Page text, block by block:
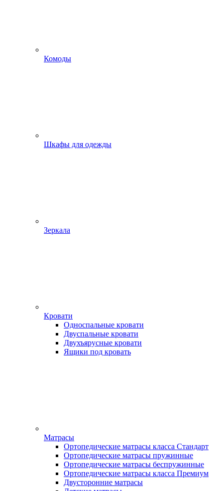
Комоды
Шкафы для одежды
Зеркала
Кровати
Односпальные кровати
Двуспальные кровати
Двухъярусные кровати
Ящики под кровать
Матрасы
Ортопедические матрасы класса Стандарт
Ортопедические матрасы пружинные
Ортопедические матрасы беспружинные
Ортопедические матрасы класса Премиум
Двусторонние матрасы